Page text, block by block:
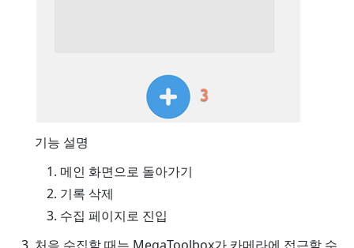
기능 설명
메인 화면으로 돌아가기
기록 삭제
수집 페이지로 진입